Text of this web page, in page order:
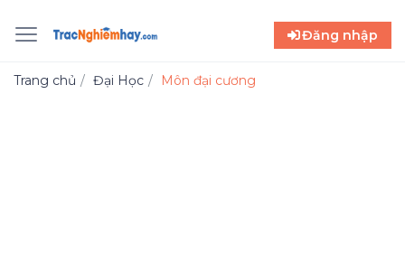
Đăng nhập
Trang chủ Đại Học Môn đại cương